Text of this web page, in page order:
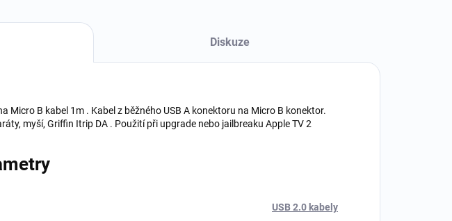
Diskuze
Micro B kabel 1m . Kabel z běžného USB A konektoru na Micro B konektor.
myší, Griffin Itrip DA . Použití při upgrade nebo jailbreaku Apple TV 2
USB 2.0 kabely